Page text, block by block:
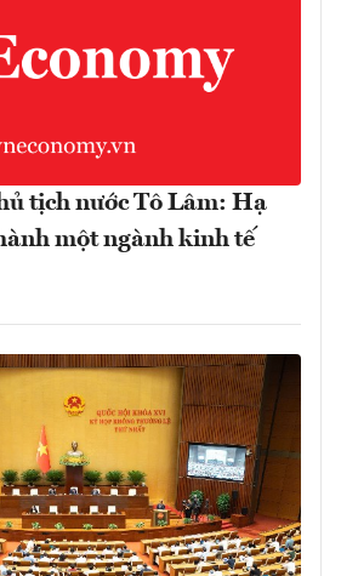
tịch nước Tô Lâm: Hạ
một ngành kinh tế